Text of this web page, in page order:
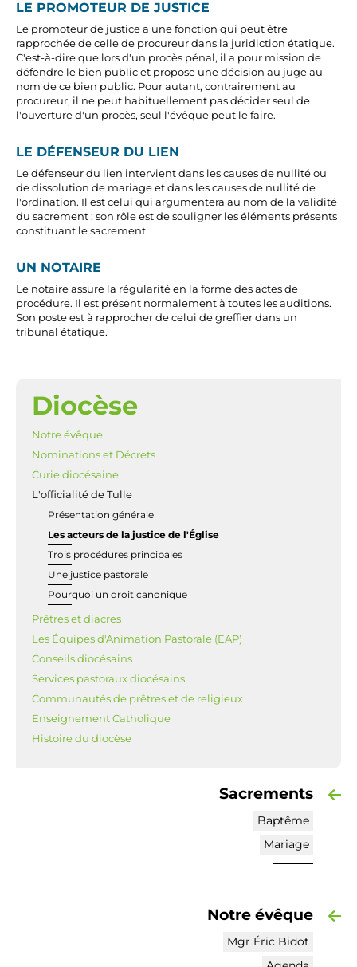
LE PROMOTEUR DE JUSTICE
Le promoteur de justice a une fonction qui peut être
rapprochée de celle de procureur dans la juridiction étatique.
C'est-à-dire que lors d'un procès pénal, il a pour mission de
défendre le bien public et propose une décision au juge au
nom de ce bien public. Pour autant, contrairement au
procureur, il ne peut habituellement pas décider seul de
l'ouverture d'un procès, seul l'évêque peut le faire.
LE DÉFENSEUR DU LIEN
Le défenseur du lien intervient dans les causes de nullité ou
de dissolution de mariage et dans les causes de nullité de
l'ordination. Il est celui qui argumentera au nom de la validité
du sacrement : son rôle est de souligner les éléments présents
constituant le sacrement.
UN NOTAIRE
Le notaire assure la régularité en la forme des actes de
procédure. Il est présent normalement à toutes les auditions.
Son poste est à rapprocher de celui de greffier dans un
tribunal étatique.
NAVIGATION
Diocèse
Notre évêque
Nominations et Décrets
Curie diocésaine
L'officialité de Tulle
Présentation générale
Les acteurs de la justice de l'Église
Trois procédures principales
Une justice pastorale
Pourquoi un droit canonique
Prêtres et diacres
Les Équipes d'Animation Pastorale (EAP)
Conseils diocésains
Services pastoraux diocésains
Communautés de prêtres et de religieux
Enseignement Catholique
Histoire du diocèse
Sacrements
Baptême
Mariage
Notre évêque
Mgr Éric Bidot